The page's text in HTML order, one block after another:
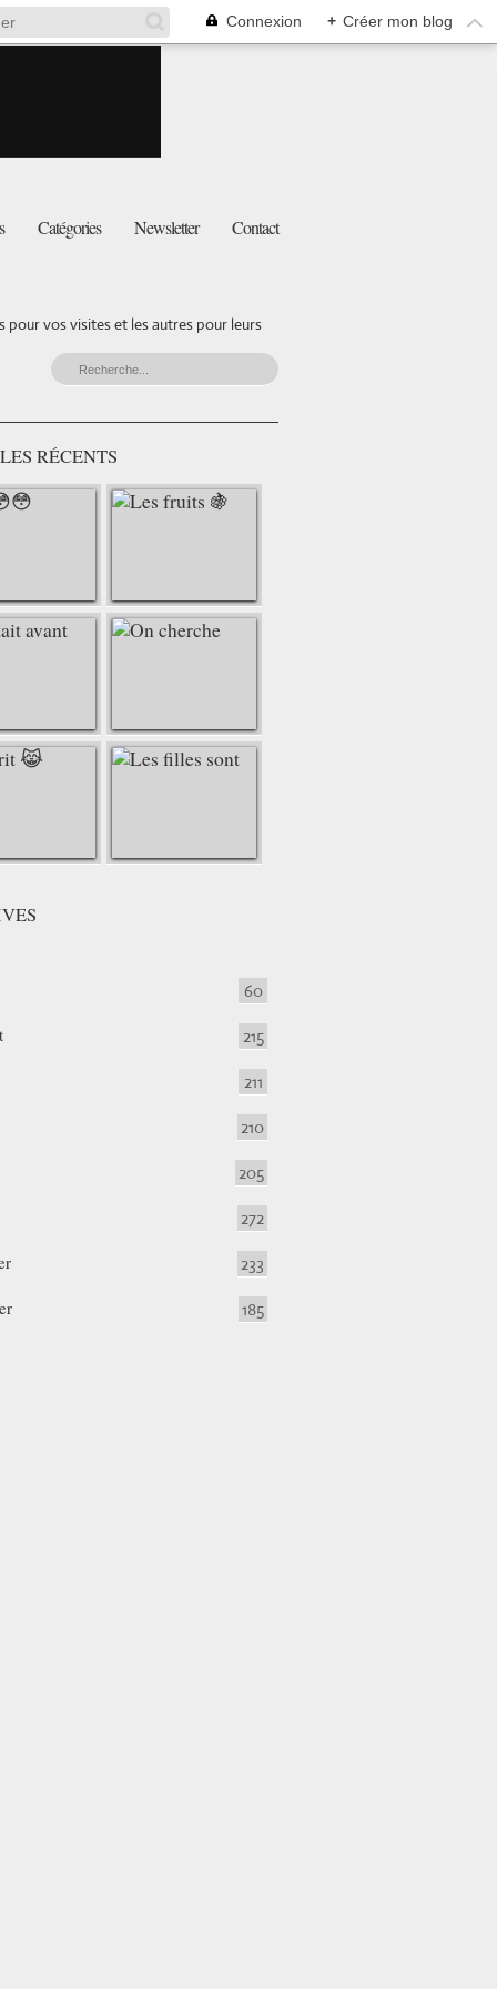
Connexion + Créer mon blog
Catégories Newsletter Contact
vos visites et les autres pour leurs
RÉCENTS
60
215
211
210
205
272
233
185